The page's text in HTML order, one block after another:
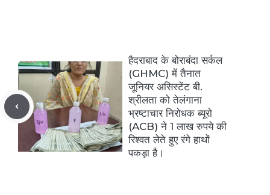
हैदराबाद के बोराबंदा सर्कल
(GHMC) में तैनात
जूनियर असिस्टेंट बी.
श्रीलता को तेलंगाना
भ्रष्टाचार निरोधक ब्यूरो
(ACB) ने 1 लाख रुपये की
रिश्वत लेते हुए रंगे हाथों
पकड़ा है।